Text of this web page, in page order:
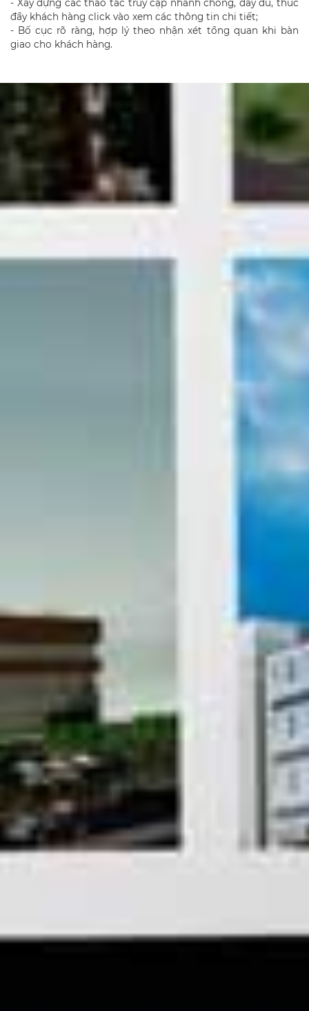
- Xây dựng các thao tác truy cập nhanh chóng, đầy đủ, thúc
đẩy khách hàng click vào xem các thông tin chi tiết;
- Bố cục rõ ràng, hợp lý theo nhận xét tổng quan khi bàn
giao cho khách hàng.